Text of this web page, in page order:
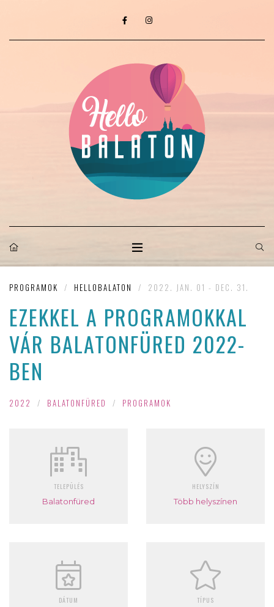
PROGRAMOK / HELLOBALATON / 2022. JAN. 01 - DEC. 31.
EZEKKEL A PROGRAMOKKAL
VÁR BALATONFÜRED 2022-
BEN
2022 / BALATONFÜRED / PROGRAMOK
TELEPÜLÉS
Balatonfüred
HELYSZÍN
Több helyszínen
DÁTUM TÍPUS